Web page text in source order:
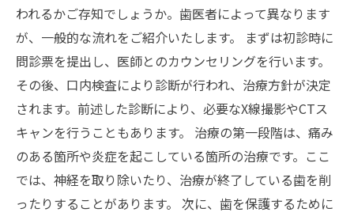
われるかご存知でしょうか。歯医者によって異なります
が、一般的な流れをご紹介いたします。 まずは初診時に
問診票を提出し、医師とのカウンセリングを行います。
その後、口内検査により診断が行われ、治療方針が決定
されます。前述した診断により、必要なX線撮影やCTス
キャンを行うこともあります。 治療の第一段階は、痛み
のある箇所や炎症を起こしている箇所の治療です。ここ
では、神経を取り除いたり、治療が終了している歯を削
ったりすることがあります。 次に、歯を保護するために